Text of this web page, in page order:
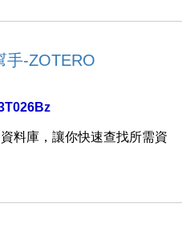
手-ZOTERO
料庫，讓你快速查找所需資